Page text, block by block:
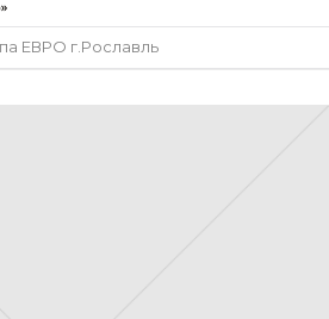
ЕВРО г.Рославль